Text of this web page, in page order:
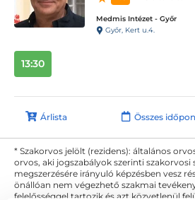
Medmis Intézet - Győr
Győr, Kert u.4.
13:30
Árlista Összes
* Szakorvos jelölt (rezidens): általános
orvos, aki jogszabályok szerinti szakorvosi
megszerzésére irányuló képzésben vesz
önállóan nem végezhető szakmai
felelősséggel tartozik és azt közvetlenül